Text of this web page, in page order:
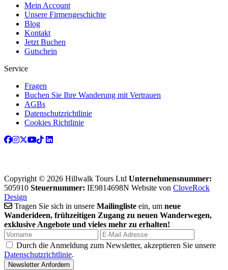
Mein Account
Unsere Firmengeschichte
Blog
Kontakt
Jetzt Buchen
Gutschein
Service
Fragen
Buchen Sie Ihre Wanderung mit Vertrauen
AGBs
Datenschutzrichtlinie
Cookies Richtlinie
Copyright © 2026 Hillwalk Tours Ltd Unternehmensnummer:
505910 Steuernummer: IE9814698N Website von CloveRock
Design
Tragen Sie sich in unsere Mailingliste ein, um neue
Wanderideen, frühzeitigen Zugang zu neuen Wanderwegen,
exklusive Angebote und vieles mehr zu erhalten!
Durch die Anmeldung zum Newsletter, akzeptieren Sie unsere
Datenschutzrichtlinie.